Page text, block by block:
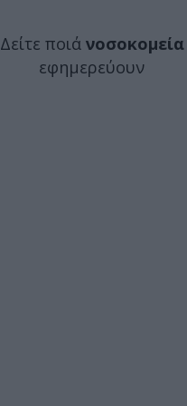
Δείτε ποιά νοσοκομεία
εφημερεύουν